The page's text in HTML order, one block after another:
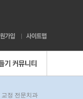
교정 전문치과